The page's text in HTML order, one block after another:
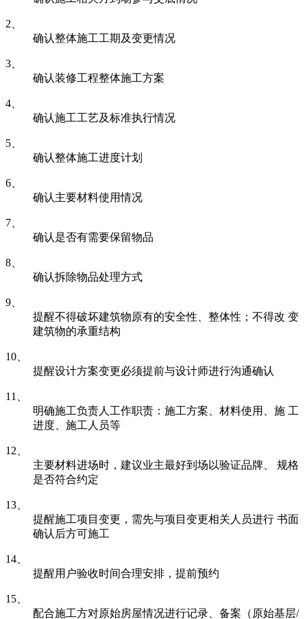
2、
确认整体施工工期及变更情况
3、
确认装修工程整体施工方案
4、
确认施工工艺及标准执行情况
5、
确认整体施工进度计划
6、
确认主要材料使用情况
7、
确认是否有需要保留物品
8、
确认拆除物品处理方式
9、
提醒不得破坏建筑物原有的安全性、整体性；不得改 变
建筑物的承重结构
10、
提醒设计方案变更必须提前与设计师进行沟通确认
11、
明确施工负责人工作职责：施工方案、材料使用、施 工
进度、施工人员等
12、
主要材料进场时，建议业主最好到场以验证品牌、 规格
是否符合约定
13、
提醒施工项目变更，需先与项目变更相关人员进行 书面
确认后方可施工
14、
提醒用户验收时间合理安排，提前预约
15、
配合施工方对原始房屋情况进行记录、备案（原始基层/